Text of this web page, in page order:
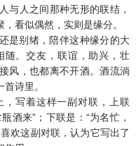
与人之间那种无形的联结，
看似偶然，实则是缘分。
是别绪，陪伴这种缘分的大
随。交友，联谊，助兴，壮
风，也都离不开酒。酒流淌
诗里。
写着这样一副对联，上联
酒来”；下联是：“为名忙，
欢这副对联，认为它写出了